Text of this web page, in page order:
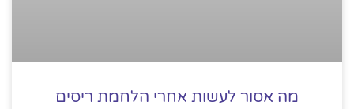
מה אסור לעשות אחרי הלחמת ריסים